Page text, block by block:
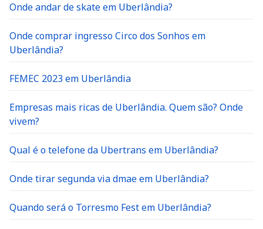
Onde andar de skate em Uberlândia?
Onde comprar ingresso Circo dos Sonhos em
Uberlândia?
FEMEC 2023 em Uberlândia
Empresas mais ricas de Uberlândia. Quem são? Onde
vivem?
Qual é o telefone da Ubertrans em Uberlândia?
Onde tirar segunda via dmae em Uberlândia?
Quando será o Torresmo Fest em Uberlândia?